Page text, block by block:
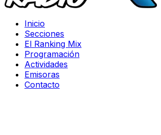
Inicio
Secciones
El Ranking Mix
Programación
Actividades
Emisoras
Contacto